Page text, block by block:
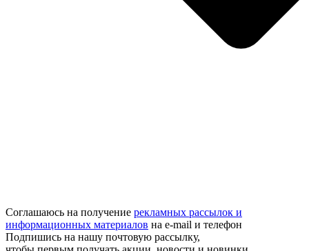
Соглашаюсь на получение рекламных рассылок и
информационных материалов на e‑mail и телефон
Подпишись на нашу почтовую рассылку,